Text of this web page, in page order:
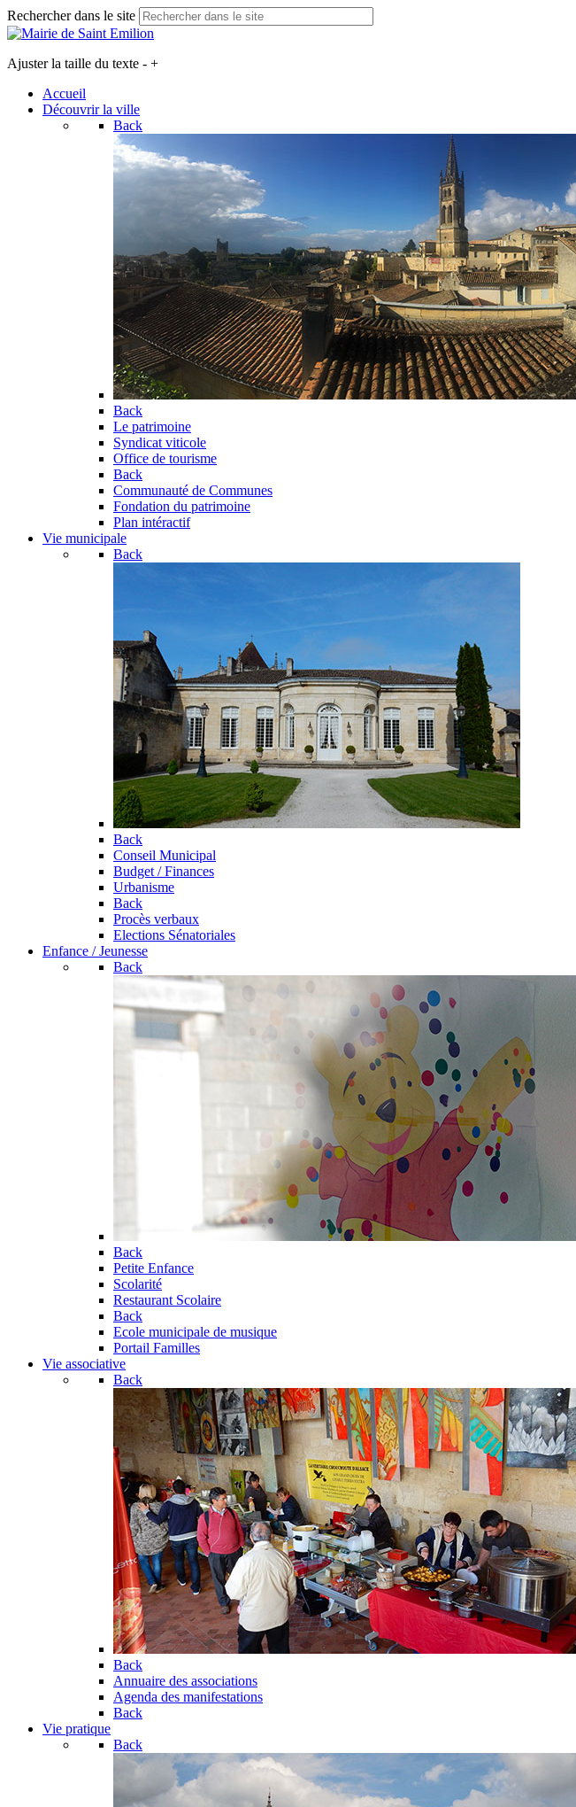
Rechercher dans le site
Ajuster la taille du texte - +
Accueil
Découvrir la ville
Back
Back
Le patrimoine
Syndicat viticole
Office de tourisme
Back
Communauté de Communes
Fondation du patrimoine
Plan intéractif
Vie municipale
Back
Back
Conseil Municipal
Budget / Finances
Urbanisme
Back
Procès verbaux
Elections Sénatoriales
Enfance / Jeunesse
Back
Back
Petite Enfance
Scolarité
Restaurant Scolaire
Back
Ecole municipale de musique
Portail Familles
Vie associative
Back
Back
Annuaire des associations
Agenda des manifestations
Back
Vie pratique
Back